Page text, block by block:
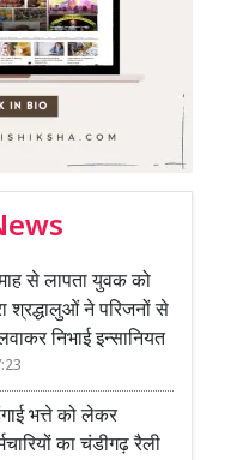
से लापता युवक को
श्रद्धालुओं ने परिजनों से
निभाई इन्सानियत
भत्ते को लेकर
का चंडीगढ़ रैली